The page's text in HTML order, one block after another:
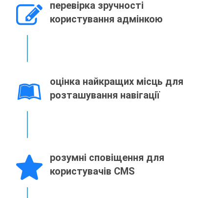
перевірка зручності
користування адмінкою
оцінка найкращих місць для
розташування навігації
розумні сповіщення для
користувачів CMS